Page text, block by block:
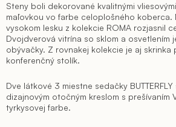
Steny boli dekorované kvalitnými
maľovkou vo farbe celoplošného koberca.
vysokom lesku z kolekcie ROMA rozjasnil
Dvojdverová vitrína so sklom a osvetlením
obývačky. Z rovnakej kolekcie je aj skrinka
konferenčný stolík.
Dve látkové 3 miestne sedačky
dizajnovým otočným kreslom s prešívaním
tyrkysovej farbe.